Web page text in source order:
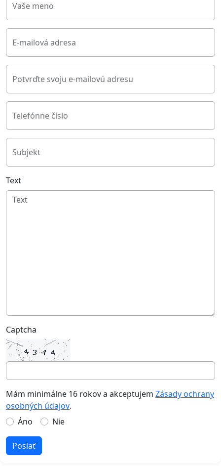
Vaše meno
E-mailová adresa
Potvrďte svoju e-mailovú adresu
Telefónne číslo
Subjekt
Text
Captcha
Mám minimálne 16 rokov a akceptujem Zásady ochrany
osobných údajov.
Áno
Nie
Poslať